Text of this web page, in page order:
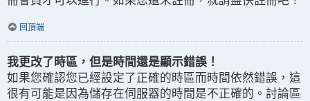
回頂端
我更改了時區，但是時間還是顯示錯誤！
如果您確認您已經設定了正確的時區而時間依然錯誤，這
很有可能是因為儲存在伺服器的時間是不正確的。討論區